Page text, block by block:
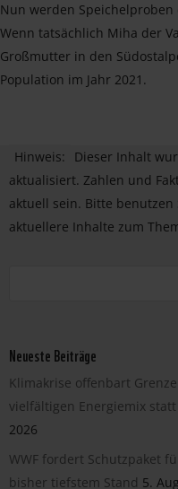
Nun werden
Wenn tatsächlich Miha der
Großmutter in den
Population im Jahr 2021.
Hinweis:
Dieser Inhalt
aktualisiert. Zahlen und
aktuell sein. Bitte benutzen
aktuellere Inhalte zum
Neueste Beiträge
Klimakrise offenbart
vielfältigen Energiemix
2026
WWF fordert Schutzpaket
bisher tiefstem Stand 5.